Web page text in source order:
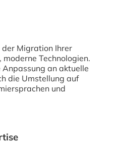
Migration Ihrer
Technologien.
an aktuelle
die Umstellung auf
und